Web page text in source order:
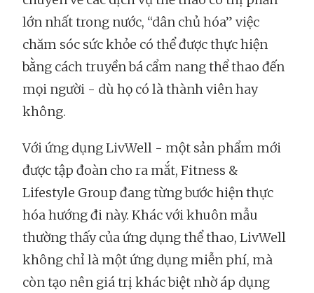
lớn nhất trong nước, “dân chủ hóa” việc
chăm sóc sức khỏe có thể được thực hiện
bằng cách truyền bá cẩm nang thể thao đến
mọi người - dù họ có là thành viên hay
không.
Với ứng dụng LivWell - một sản phẩm mới
được tập đoàn cho ra mắt, Fitness &
Lifestyle Group đang từng bước hiện thực
hóa hướng đi này. Khác với khuôn mẫu
thường thấy của ứng dụng thể thao, LivWell
không chỉ là một ứng dụng miễn phí, mà
còn tạo nên giá trị khác biệt nhờ áp dụng